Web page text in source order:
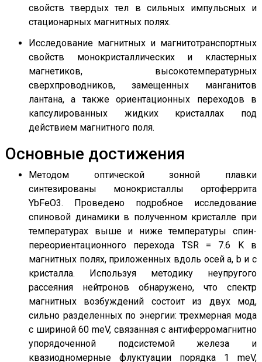
свойств твердых тел в сильных импульсных и
стационарных магнитных полях.
Исследование магнитных и магнитотранспортных
свойств монокристаллических и кластерных
магнетиков, высокотемпературных
сверхпроводников, замещенных манганитов
лантана, а также ориентационных переходов в
капсулированных жидких кристаллах под
действием магнитного поля.
Основные достижения
Методом оптической зонной плавки
синтезированы монокристаллы ортоферрита
YbFeO3. Проведено подробное исследование
спиновой динамики в полученном кристалле при
температурах выше и ниже температуры спин-
переориентационного перехода TSR = 7.6 K в
магнитных полях, приложенных вдоль осей a, b и c
кристалла. Используя методику неупругого
рассеяния нейтронов обнаружено, что спектр
магнитных возбуждений состоит из двух мод,
сильно разделенных по энергии: трехмерная мода
с шириной 60 meV, связанная с антиферромагнитно
упорядоченной подсистемой железа и
квазиодномерные флуктуации порядка 1 meV,